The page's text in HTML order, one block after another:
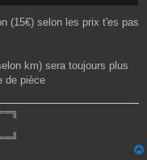
(15€) selon les prix t'es pas
km) sera toujours plus
de pièce